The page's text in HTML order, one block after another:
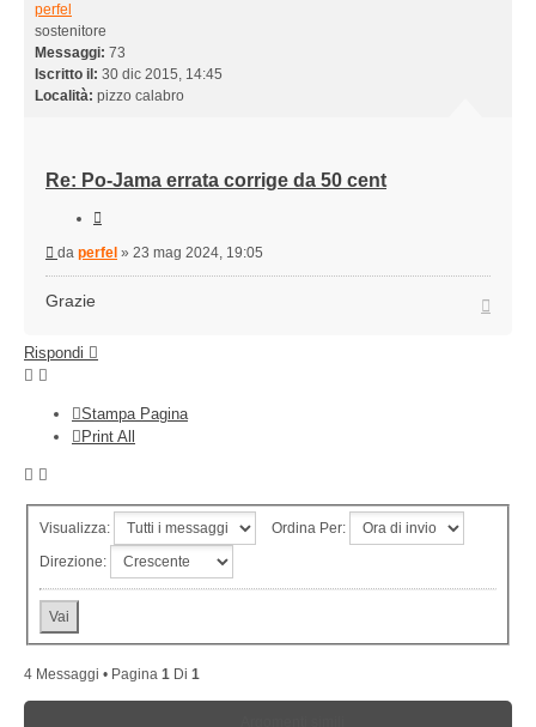
perfel
sostenitore
Messaggi: 73
Iscritto il: 30 dic 2015, 14:45
Località: pizzo calabro
Re: Po-Jama errata corrige da 50 cent
Messaggio
da perfel » 23 mag 2024, 19:05
Grazie
Rispondi
Stampa Pagina
Print All
Visualizza:
Ordina Per:
Direzione:
4 Messaggi • Pagina 1 Di 1